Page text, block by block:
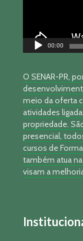
00:00
O SENAR-PR,
meio da oferta
atividades
propriedade.
presencial,
cursos de
também atua
visam a